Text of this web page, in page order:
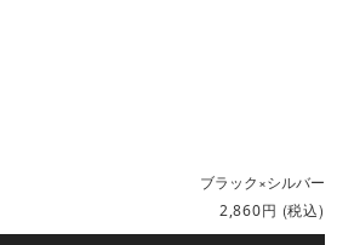
ブラック×シルバー
2,860円 (税込)